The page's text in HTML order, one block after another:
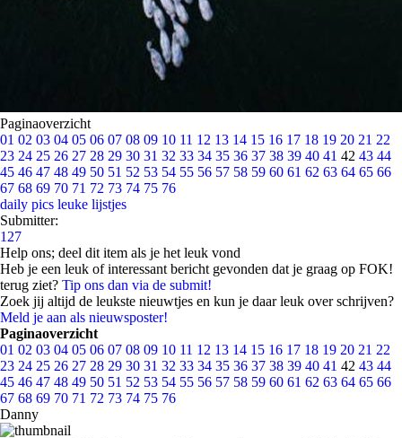
Paginaoverzicht
01 02 03 04 05 06 07 08 09 10 11 12 13 14 15 16 17 18 19 20 21 22
23 24 25 26 27 28 29 30 31 32 33 34 35 36 37 38 39 40 41 42 43 44
45 46 47 48 49 50 51 52 53 54 55 56 57 58 59 60 61 62 63 64 65 66
67 68 69 70 71 72 73 74 75 76
daily pics leuke lijstjes
Submitter:
127
Help ons; deel dit item als je het leuk vond
Heb je een leuk of interessant bericht gevonden dat je graag op FOK!
terug ziet? Tip ons dan via de submit!
Zoek jij altijd de leukste nieuwtjes en kun je daar leuk over schrijven?
Meld je aan als nieuwsposter!
Paginaoverzicht
01 02 03 04 05 06 07 08 09 10 11 12 13 14 15 16 17 18 19 20 21 22
23 24 25 26 27 28 29 30 31 32 33 34 35 36 37 38 39 40 41 42 43 44
45 46 47 48 49 50 51 52 53 54 55 56 57 58 59 60 61 62 63 64 65 66
67 68 69 70 71 72 73 74 75 76
Danny